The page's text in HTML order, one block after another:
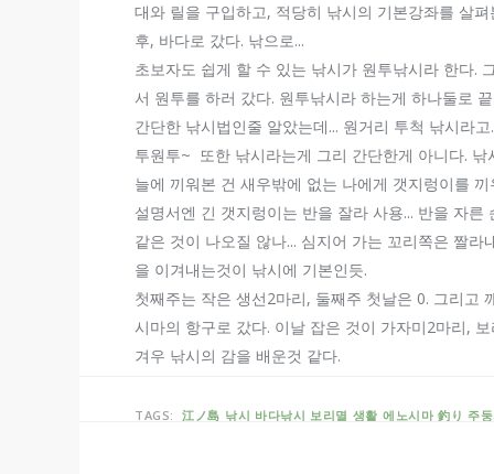
대와 릴을 구입하고, 적당히 낚시의 기본강좌를 살펴
후, 바다로 갔다. 낚으로...
초보자도 쉽게 할 수 있는 낚시가 원투낚시라 한다.
서 원투를 하러 갔다. 원투낚시라 하는게 하나둘로
간단한 낚시법인줄 알았는데... 원거리 투척 낚시라고
투원투~ 또한 낚시라는게 그리 간단한게 아니다. 낚
늘에 끼워본 건 새우밖에 없는 나에게 갯지렁이를
설명서엔 긴 갯지렁이는 반을 잘라 사용... 반을 자
같은 것이 나오질 않나... 심지어 가는 꼬리쪽은 짤
을 이겨내는것이 낚시에 기본인듯.
첫째주는 작은 생선2마리, 둘째주 첫날은 0. 그리고
시마의 항구로 갔다. 이날 잡은 것이 가자미2마리,
겨우 낚시의 감을 배운것 같다.
TAGS: 江ノ島 낚시 바다낚시 보리멸 생활 에노시마 釣り 주